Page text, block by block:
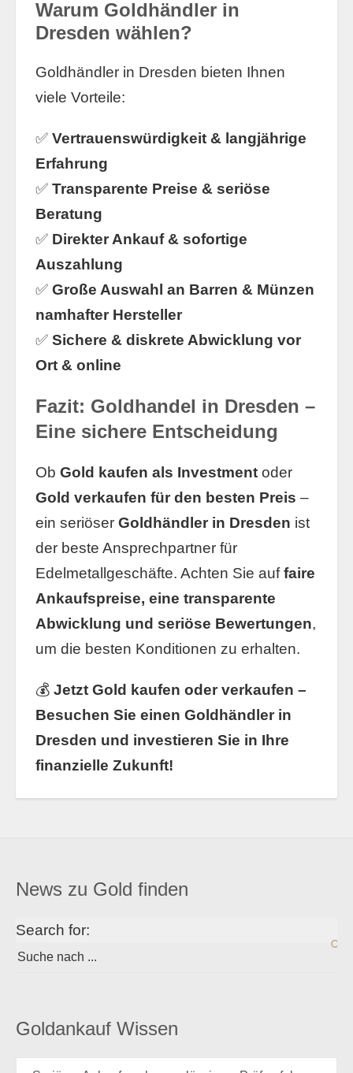
Warum Goldhändler in
Dresden wählen?
Goldhändler in Dresden bieten Ihnen
viele Vorteile:
✅ Vertrauenswürdigkeit & langjährige
Erfahrung
✅ Transparente Preise & seriöse
Beratung
✅ Direkter Ankauf & sofortige
Auszahlung
✅ Große Auswahl an Barren & Münzen
namhafter Hersteller
✅ Sichere & diskrete Abwicklung vor
Ort & online
Fazit: Goldhandel in Dresden –
Eine sichere Entscheidung
Ob Gold kaufen als Investment oder
Gold verkaufen für den besten Preis –
ein seriöser Goldhändler in Dresden ist
der beste Ansprechpartner für
Edelmetallgeschäfte. Achten Sie auffaire
Ankaufspreise, eine transparente
Abwicklung und seriöse Bewertungen,
um die besten Konditionen zu erhalten.
💰 Jetzt Gold kaufen oder verkaufen –
Besuchen Sie einen Goldhändler in
Dresden und investieren Sie in Ihre
finanzielle Zukunft!
News zu Gold finden
Search for:
Goldankauf Wissen